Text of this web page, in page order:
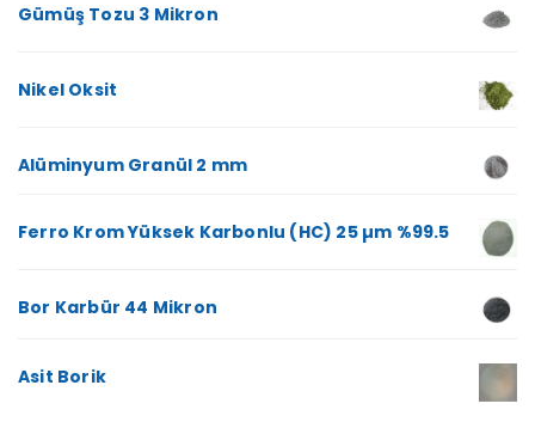
Gümüş Tozu 3 Mikron
Nikel Oksit
Alüminyum Granül 2 mm
Ferro Krom Yüksek Karbonlu (HC) 25 µm %99.5
Bor Karbür 44 Mikron
Asit Borik